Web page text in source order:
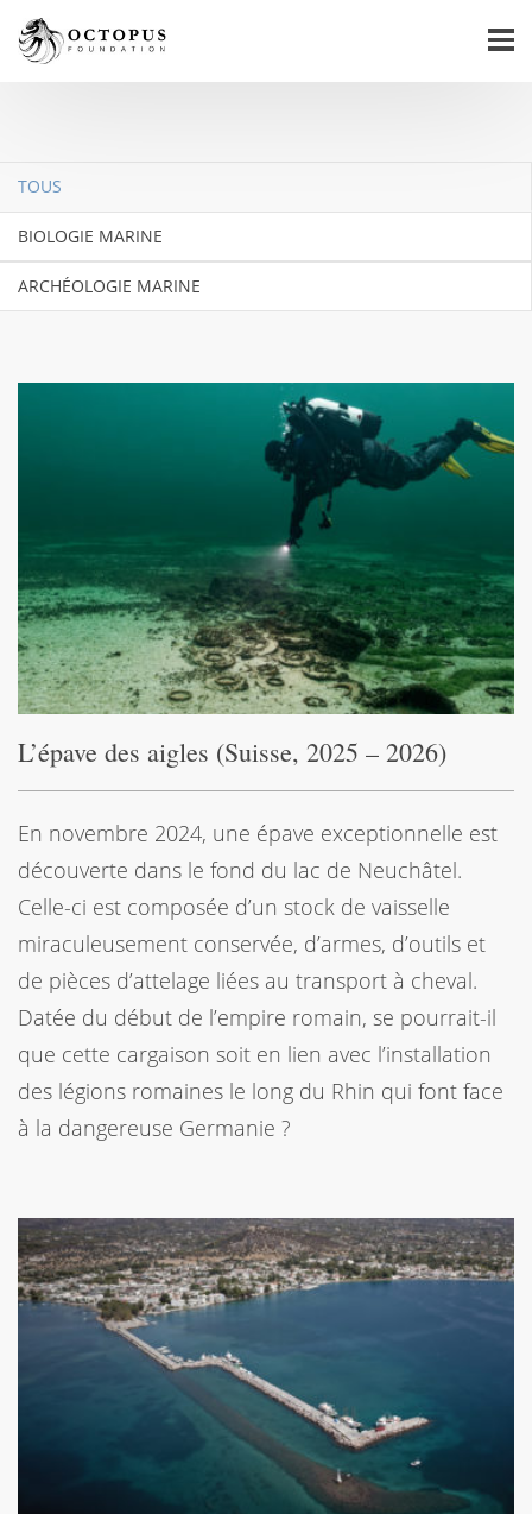
TOUS
BIOLOGIE MARINE
ARCHÉOLOGIE MARINE
L’épave des aigles (Suisse, 2025 – 2026)
En novembre 2024, une épave exceptionnelle est
découverte dans le fond du lac de Neuchâtel.
Celle-ci est composée d’un stock de vaisselle
miraculeusement conservée, d’armes, d’outils et
de pièces d’attelage liées au transport à cheval.
Datée du début de l’empire romain, se pourrait-il
que cette cargaison soit en lien avec l’installation
des légions romaines le long du Rhin qui font face
à la dangereuse Germanie ?